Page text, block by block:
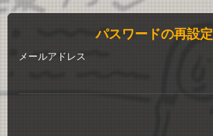
パスワードの再設定
メールアドレス